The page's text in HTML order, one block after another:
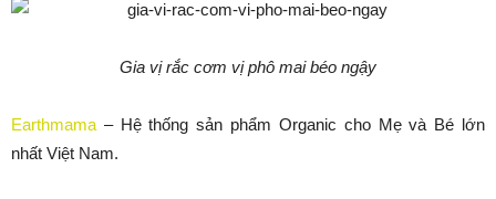
Gia vị rắc cơm vị phô mai béo ngậy
Earthmama – Hệ thống sản phẩm Organic cho Mẹ và Bé lớn
nhất Việt Nam.